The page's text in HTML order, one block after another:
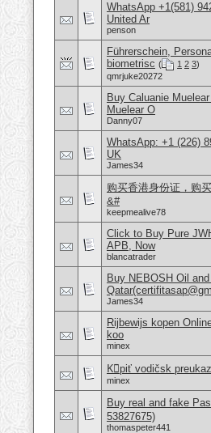
WhatsApp +1(581)
United Ar
penson
Führerschein,
biometrisc ( 1 2 3)
qmrjuke20272
Buy Caluanie
Muelear O
Danny07
WhatsApp: +1 (226)
UK
James34
购买香港身份证，购
&#
keepmealive78
Click to Buy Pure
APB, Now
blancatrader
Buy NEBOSH Oil
James34
Rijbewijs kopen
koo
minex
minex
Buy real and fake
53827675)
thomaspeter441